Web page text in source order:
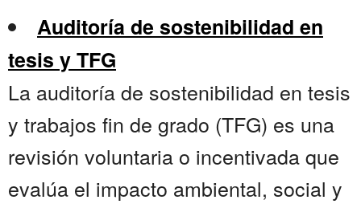
Auditoría de sostenibilidad en
tesis y TFG
La auditoría de sostenibilidad en tesis
y trabajos fin de grado (TFG) es una
revisión voluntaria o incentivada que
evalúa el impacto ambiental, social y